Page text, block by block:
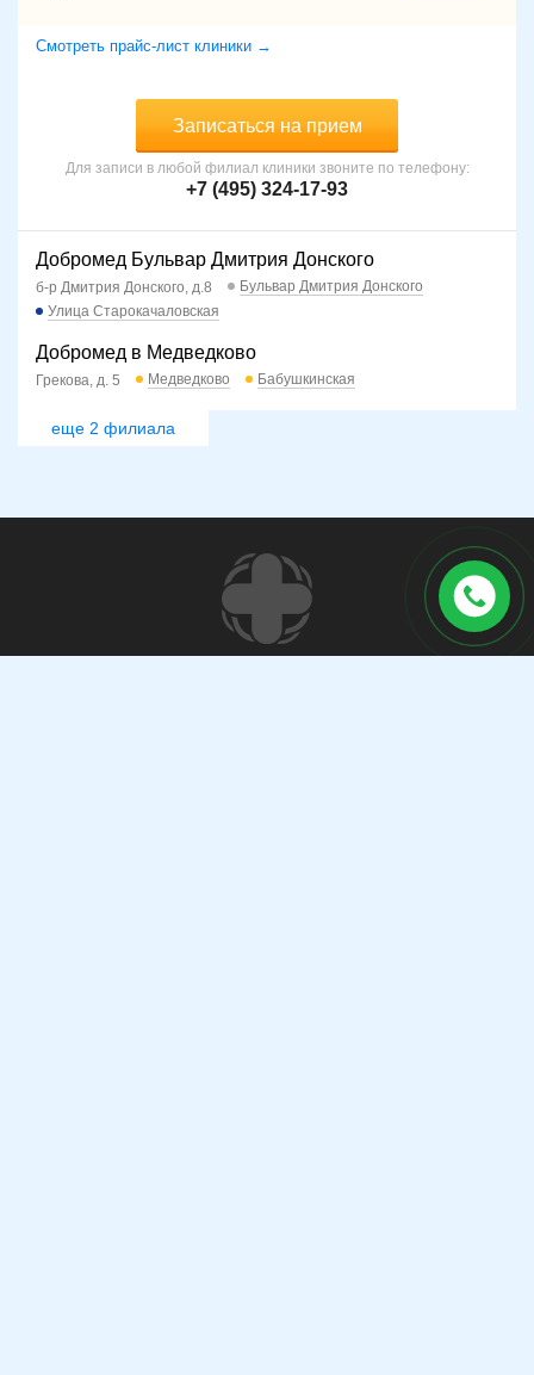
Смотреть прайс-лист клиники →
Записаться на прием
Для записи в любой филиал клиники звоните по телефону:
+7 (495) 324-17-93
Добромед Бульвар Дмитрия Донского
б-р Дмитрия Донского, д.8
Бульвар Дмитрия Донского
Улица Старокачаловская
Добромед в Медведково
Грекова, д. 5 Медведково Бабушкинская
еще 2 филиала